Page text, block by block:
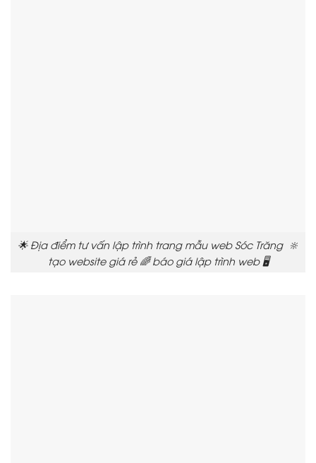
🌟 Địa điểm tư vấn lập trình trang mẫu web Sóc Trăng 🔆
tạo website giá rẻ 🌈 báo giá lập trình web 🖥️